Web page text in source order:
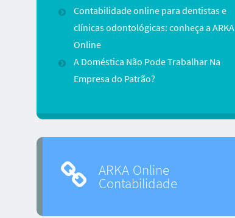
Contabilidade online para dentistas e
clínicas odontológicas: conheça a ARKA
Online
A Doméstica Não Pode Trabalhar Na
Empresa do Patrão?
ARKA Online
Contabilidade